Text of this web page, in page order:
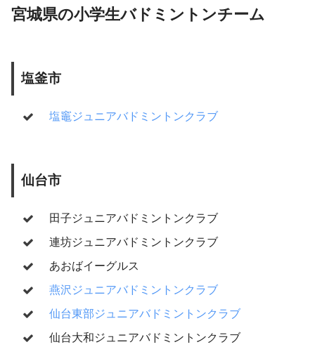
宮城県の小学生バドミントンチーム
塩釜市
塩竈ジュニアバドミントンクラブ
仙台市
田子ジュニアバドミントンクラブ
連坊ジュニアバドミントンクラブ
あおばイーグルス
燕沢ジュニアバドミントンクラブ
仙台東部ジュニアバドミントンクラブ
仙台大和ジュニアバドミントンクラブ